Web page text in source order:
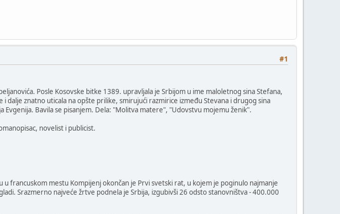
#1
Posle Kosovske bitke 1389. upravljala je Srbijom u ime maloletnog sina Stefana,
dalje znatno uticala na opšte prilike, smirujući razmirice između Stevana i drugog sina
Evgenija. Bavila se pisanjem. Dela: "Molitva matere", "Udovstvu mojemu ženik".
novelist i publicist.
u francuskom mestu Kompijenj okončan je Prvi svetski rat, u kojem je poginulo najmanje
Srazmerno najveće žrtve podnela je Srbija, izgubivši 26 odsto stanovništva - 400.000